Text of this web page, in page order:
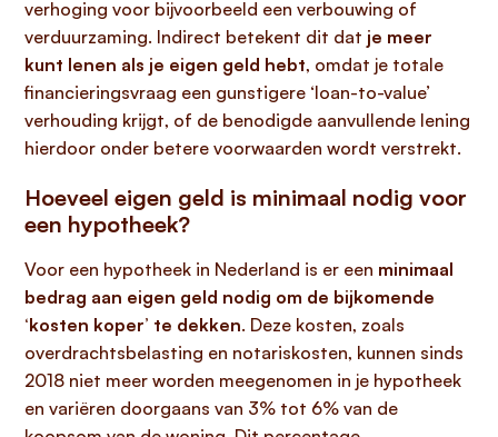
verhoging voor bijvoorbeeld een verbouwing of
verduurzaming. Indirect betekent dit dat je meer
kunt lenen als je eigen geld hebt, omdat je totale
financieringsvraag een gunstigere ‘loan-to-value’
verhouding krijgt, of de benodigde aanvullende lening
hierdoor onder betere voorwaarden wordt verstrekt.
Hoeveel eigen geld is minimaal nodig voor
een hypotheek?
Voor een hypotheek in Nederland is er een minimaal
bedrag aan eigen geld nodig om de bijkomende
‘kosten koper’ te dekken. Deze kosten, zoals
overdrachtsbelasting en notariskosten, kunnen sinds
2018 niet meer worden meegenomen in je hypotheek
en variëren doorgaans van 3% tot 6% van de